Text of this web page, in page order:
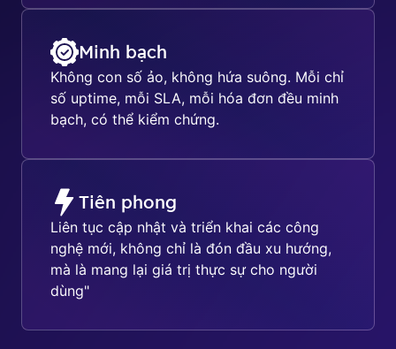
Minh bạch
Không con số ảo, không hứa suông. Mỗi chỉ
số uptime, mỗi SLA, mỗi hóa đơn đều minh
bạch, có thể kiểm chứng.
Tiên phong
Liên tục cập nhật và triển khai các công
nghệ mới, không chỉ là đón đầu xu hướng,
mà là mang lại giá trị thực sự cho người
dùng"